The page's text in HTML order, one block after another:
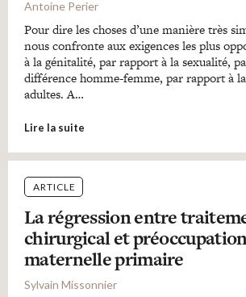
Antoine Perier
Pour dire les choses d’une manière très
nous confronte aux exigences les plus
à la génitalité, par rapport à la sexualité,
différence homme-femme, par rapport à
adultes. A…
Lire la suite
ARTICLE
La régression entre
chirurgical et
maternelle primaire
Sylvain Missonnier